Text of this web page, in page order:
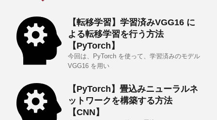
【転移学習】学習済みVGG16 に
よる転移学習を行う方法
【PyTorch】
今回は、PyTorch を使って、学習済みのモデル
VGG16 を用い
【PyTorch】畳込みニューラルネ
ットワークを構築する方法
【CNN】